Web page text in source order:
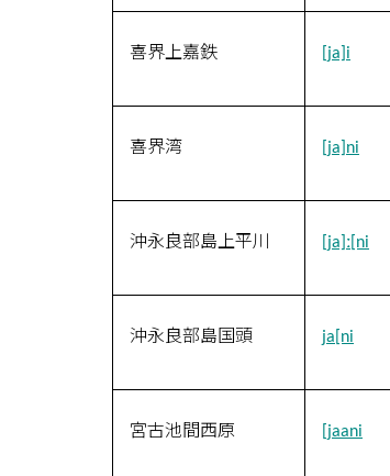
喜界上嘉鉄 [ja]i
喜界湾 [ja]ni
沖永良部島上平川 [ja]ː[ni
沖永良部島国頭 ja[ni
宮古池間西原 [jaani